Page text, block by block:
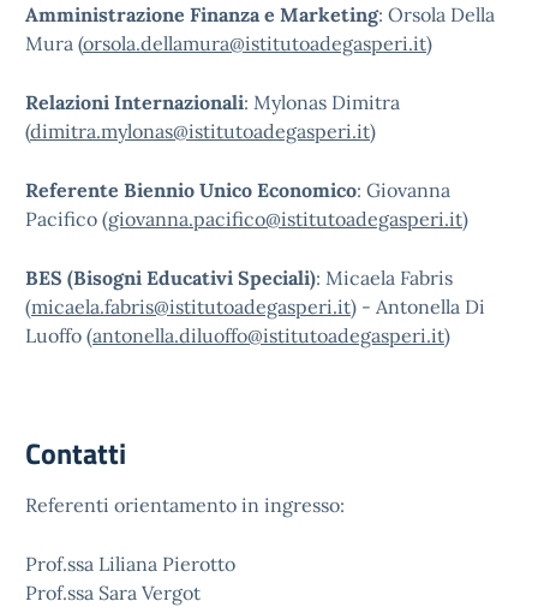
Amministrazione Finanza e Marketing: Orsola Della
Mura (orsola.dellamura@istitutoadegasperi.it)
Relazioni Internazionali: Mylonas Dimitra
(dimitra.mylonas@istitutoadegasperi.it)
Referente Biennio Unico Economico: Giovanna
Pacifico (giovanna.pacifico@istitutoadegasperi.it)
BES (Bisogni Educativi Speciali): Micaela Fabris
(micaela.fabris@istitutoadegasperi.it) - Antonella Di
Luoffo (antonella.diluoffo@istitutoadegasperi.it)
Contatti
Referenti orientamento in ingresso:
Prof.ssa Liliana Pierotto
Prof.ssa Sara Vergot